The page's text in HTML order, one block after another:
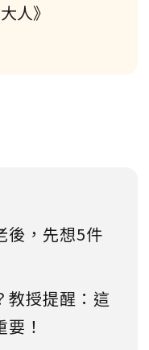
人》
後，先想5件
教授提醒：這
！